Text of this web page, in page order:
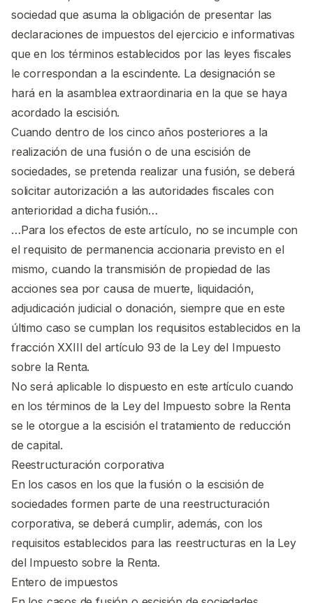
sociedad que asuma la obligación de presentar las
declaraciones de impuestos del ejercicio e informativas
que en los términos establecidos por las leyes fiscales
le correspondan a la escindente. La designación se
hará en la asamblea extraordinaria en la que se haya
acordado la escisión.
Cuando dentro de los cinco años posteriores a la
realización de una fusión o de una escisión de
sociedades, se pretenda realizar una fusión, se deberá
solicitar autorización a las autoridades fiscales con
anterioridad a dicha fusión…
…Para los efectos de este artículo, no se incumple con
el requisito de permanencia accionaria previsto en el
mismo, cuando la transmisión de propiedad de las
acciones sea por causa de muerte, liquidación,
adjudicación judicial o donación, siempre que en este
último caso se cumplan los requisitos establecidos en la
fracción XXIII del artículo 93 de la Ley del Impuesto
sobre la Renta.
No será aplicable lo dispuesto en este artículo cuando
en los términos de la Ley del Impuesto sobre la Renta
se le otorgue a la escisión el tratamiento de reducción
de capital.
Reestructuración corporativa
En los casos en los que la fusión o la escisión de
sociedades formen parte de una reestructuración
corporativa, se deberá cumplir, además, con los
requisitos establecidos para las reestructuras en la Ley
del Impuesto sobre la Renta.
Entero de impuestos